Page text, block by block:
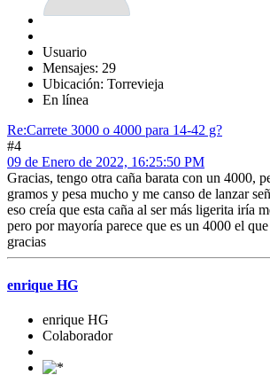
Usuario
Mensajes: 29
Ubicación: Torrevieja
En línea
Re:Carrete 3000 o 4000 para 14-42 g?
#4
09 de Enero de 2022, 16:25:50 PM
Gracias, tengo otra caña barata con un 4000,
gramos y pesa mucho y me canso de lanzar
eso creía que esta caña al ser más ligerita iría
pero por mayoría parece que es un 4000 el
gracias
enrique HG
enrique HG
Colaborador